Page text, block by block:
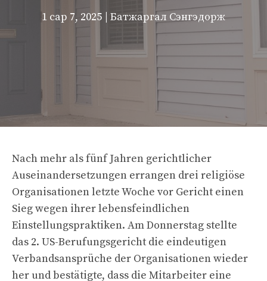
1 сар 7, 2025 | Батжаргал Сэнгэдорж
Nach mehr als fünf Jahren gerichtlicher
Auseinandersetzungen errangen drei religiöse
Organisationen letzte Woche vor Gericht einen
Sieg wegen ihrer lebensfeindlichen
Einstellungspraktiken. Am Donnerstag stellte
das 2. US-Berufungsgericht die eindeutigen
Verbandsansprüche der Organisationen wieder
her und bestätigte, dass die Mitarbeiter eine